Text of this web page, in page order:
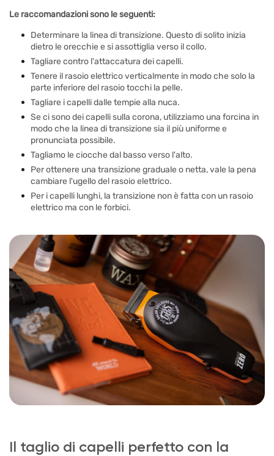
Le raccomandazioni sono le seguenti:
Determinare la linea di transizione. Questo di solito inizia
dietro le orecchie e si assottiglia verso il collo.
Tagliare contro l'attaccatura dei capelli.
Tenere il rasoio elettrico verticalmente in modo che solo la
parte inferiore del rasoio tocchi la pelle.
Tagliare i capelli dalle tempie alla nuca.
Se ci sono dei capelli sulla corona, utilizziamo una forcina in
modo che la linea di transizione sia il più uniforme e
pronunciata possibile.
Tagliamo le ciocche dal basso verso l'alto.
Per ottenere una transizione graduale o netta, vale la pena
cambiare l'ugello del rasoio elettrico.
Per i capelli lunghi, la transizione non è fatta con un rasoio
elettrico ma con le forbici.
Il taglio di capelli perfetto con la